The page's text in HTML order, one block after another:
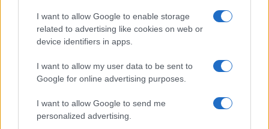
I want to allow Google to enable storage
related to advertising like cookies on web or
device identifiers in apps.
I want to allow my user data to be sent to
Google for online advertising purposes.
I want to allow Google to send me
personalized advertising.
hiábavalóság biztos tudatában is nekifeszülő erkölcsi akarat
pátoszát jelenítette meg művészetével. Drámahősei
semmisíti meg őket, a teljes élet lehetetlensége; érzelmi és
Versei formájukban nem emlékeztetnek senkire egész